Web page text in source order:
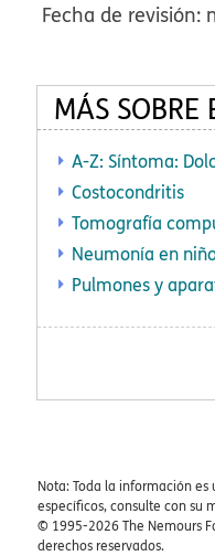
Fecha de revisión:
MÁS SOBRE
A-Z: Síntoma:
Costocondritis
Tomografía
Neumonía en
Pulmones y
Nota: Toda la información
específicos, consulte con su
© 1995-2026 The Nemours
derechos reservados.